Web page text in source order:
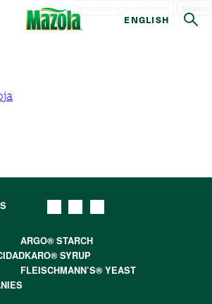
ENGLISH
ARGO® STARCH
KARO® SYRUP
FLEISCHMANN’S® YEAST